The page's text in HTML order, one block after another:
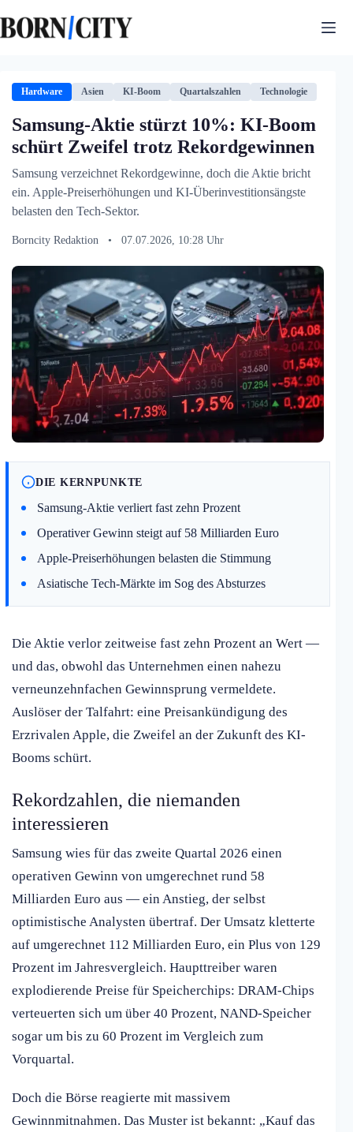
Inhalt
springen
Hardware Asien KI-Boom Quartalszahlen Technologie
Samsung-Aktie stürzt 10%: KI-Boom
schürt Zweifel trotz Rekordgewinnen
Samsung verzeichnet Rekordgewinne, doch die Aktie bricht
ein. Apple-Preiserhöhungen und KI-Überinvestitionsängste
belasten den Tech-Sektor.
Borncity Redaktion • 07.07.2026, 10:28 Uhr
DIE KERNPUNKTE
Samsung-Aktie verliert fast zehn Prozent
Operativer Gewinn steigt auf 58 Milliarden Euro
Apple-Preiserhöhungen belasten die Stimmung
Asiatische Tech-Märkte im Sog des Absturzes
Die Aktie verlor zeitweise fast zehn Prozent an Wert —
und das, obwohl das Unternehmen einen nahezu
verneunzehnfachen Gewinnsprung vermeldete.
Auslöser der Talfahrt: eine Preisankündigung des
Erzrivalen Apple, die Zweifel an der Zukunft des KI-
Booms schürt.
Rekordzahlen, die niemanden
interessieren
Samsung wies für das zweite Quartal 2026 einen
operativen Gewinn von umgerechnet rund 58
Milliarden Euro aus — ein Anstieg, der selbst
optimistische Analysten übertraf. Der Umsatz kletterte
auf umgerechnet 112 Milliarden Euro, ein Plus von 129
Prozent im Jahresvergleich. Haupttreiber waren
explodierende Preise für Speicherchips: DRAM-Chips
verteuerten sich um über 40 Prozent, NAND-Speicher
sogar um bis zu 60 Prozent im Vergleich zum
Vorquartal.
Doch die Börse reagierte mit massivem
Gewinnmitnahmen. Das Muster ist bekannt: „Kauf das